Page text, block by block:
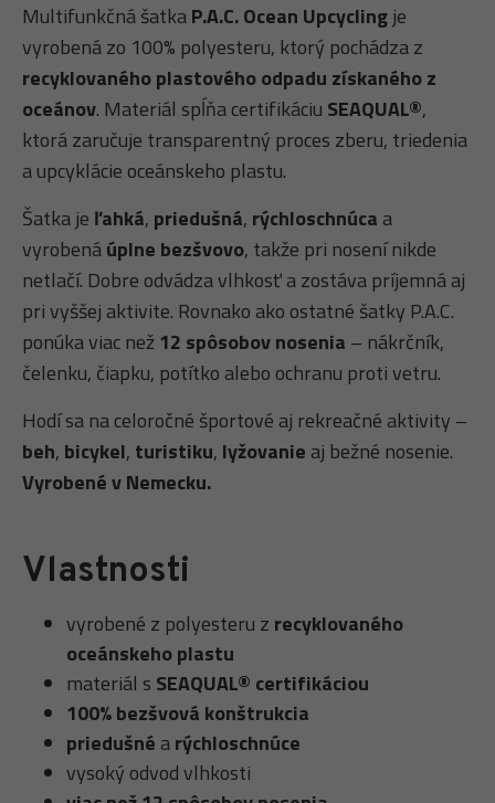
Multifunkčná šatkaP.A.C. Ocean Upcyclingje
vyrobená zo 100% polyesteru, ktorý pochádza z
recyklovaného plastového odpadu získaného z
oceánov. Materiál spĺňa certifikáciu SEAQUAL®,
ktorá zaručuje transparentný proces zberu, triedenia
a upcyklácie oceánskeho plastu.
Šatka je ľahká, priedušná, rýchloschnúca a
vyrobenáúplne bezšvovo, takže pri nosení nikde
netlačí. Dobre odvádza vlhkosť a zostáva príjemná aj
pri vyššej aktivite. Rovnako ako ostatné šatky P.A.C.
ponúka viac než12 spôsobov nosenia – nákrčník,
čelenku, čiapku, potítko alebo ochranu proti vetru.
Hodí sa na celoročné športové aj rekreačné aktivity –
beh, bicykel, turistiku, lyžovanie aj bežné nosenie.
Vyrobené v Nemecku.
Vlastnosti
vyrobené z polyesteru z recyklovaného
oceánskeho plastu
materiál s SEAQUAL® certifikáciou
100% bezšvová konštrukcia
priedušné arýchloschnúce
vysoký odvod vlhkosti